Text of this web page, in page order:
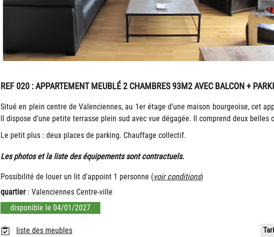
REF 020 : APPARTEMENT MEUBLÉ 2 CHAMBRES 93M2 AVEC BALCON +
Situé en plein centre de Valenciennes, au 1er étage d'une maison bourgeoise, cet
Il dispose d’une petite terrasse plein sud avec vue dégagée. Il comprend deux belles
Le petit plus : deux places de parking. Chauffage collectif.
Les photos et la liste des équipements sont contractuels.
Possibilité de louer un lit d'appoint 1 personne (voir conditions)
quartier: Valenciennes Centre-ville
disponible le 04/01/2027
liste des meubles